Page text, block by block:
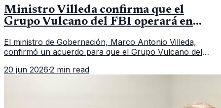
Ministro Villeda confirma que el
Grupo Vulcano del FBI operará en
El ministro de Gobernación, Marco Antonio Villeda,
confirmó un acuerdo para que el Grupo Vulcano del
fallido con la administración anterior del Ministerio
20 jun 2026·2 min read